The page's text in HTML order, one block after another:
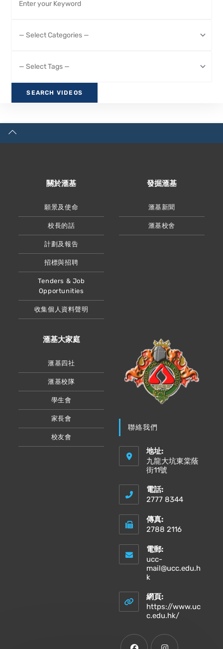
關於滙基
願景及使命
校長的話
計劃及報告
招標與招聘
Tenders & Job
Opportunities
收集個人資料聲明
發掘滙基
滙基新聞
滙基校舍
滙基大家庭
滙基四社
滙基校隊
學生會
家長會
校友會
聯絡我們
地址:
九龍大坑東棠蔭
街11號
電話:
2777 8344
傳真:
2788 2116
電郵:
ucc-
mail@ucc.edu.h
k
your
application
網頁:
https://www.uc
c.edu.hk/Opens